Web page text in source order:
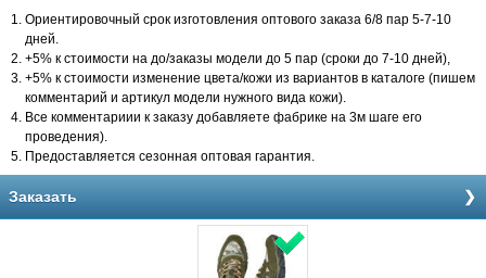
Ориентировочный срок изготовления оптового заказа 6/8 пар 5-7-10
дней.
+5% к стоимости на до/заказы модели до 5 пар (сроки до 7-10 дней),
+5% к стоимости изменение цвета/кожи из вариантов в каталоге (пишем
комментарий и артикул модели нужного вида кожи).
Все комментариии к заказу добавляете фабрике на 3м шаге его
проведения).
Предоставляется сезонная оптовая гарантия.
Заказать